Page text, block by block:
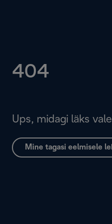
404
Ups, midagi läks
Mine tagasi eelmisele